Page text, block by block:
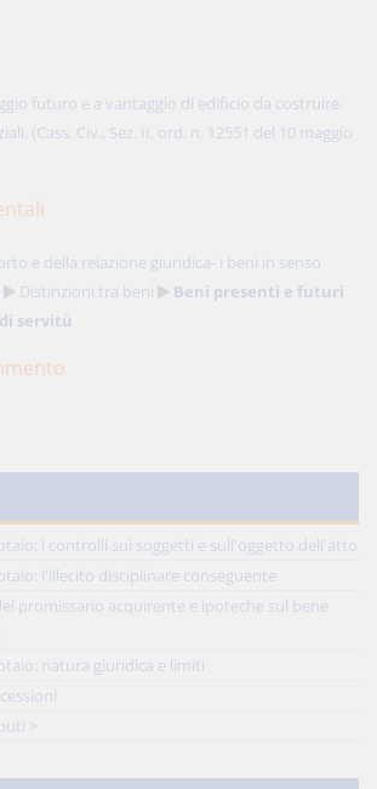
futuro e a vantaggio di edificio da costruire.
(Cass. Civ., Sez. II, ord. n. 12551 del 10 maggio
e della relazione giuridica- i beni in senso
Distinzioni tra beni
Beni presenti e futuri
servitù
i controlli sui soggetti e sull'oggetto dell'atto
l'illecito disciplinare conseguente
promissario acquirente e ipoteche sul bene
natura giuridica e limiti
>